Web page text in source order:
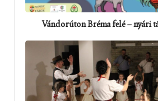
Vándorúton Bréma felé – nyári